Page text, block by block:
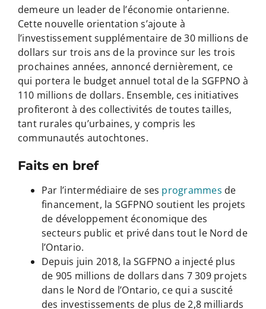
demeure un leader de l’économie ontarienne.
Cette nouvelle orientation s’ajoute à
l’investissement supplémentaire de 30 millions de
dollars sur trois ans de la province sur les trois
prochaines années, annoncé dernièrement, ce
qui portera le budget annuel total de la SGFPNO à
110 millions de dollars. Ensemble, ces initiatives
profiteront à des collectivités de toutes tailles,
tant rurales qu’urbaines, y compris les
communautés autochtones.
Faits en bref
Par l’intermédiaire de ses programmes de
financement, la SGFPNO soutient les projets
de développement économique des
secteurs public et privé dans tout le Nord de
l’Ontario.
Depuis juin 2018, la SGFPNO a injecté plus
de 905 millions de dollars dans 7 309 projets
dans le Nord de l’Ontario, ce qui a suscité
des investissements de plus de 2,8 milliards